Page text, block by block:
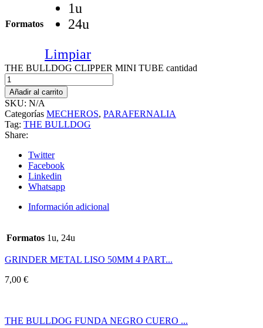
Formatos
1u
24u
Limpiar
THE BULLDOG CLIPPER MINI TUBE cantidad
Añadir al carrito
SKU: N/A
Categorías MECHEROS, PARAFERNALIA
Tag: THE BULLDOG
Share:
Twitter
Facebook
Linkedin
Whatsapp
Información adicional
Formatos 1u, 24u
GRINDER METAL LISO 50MM 4 PART...
7,00 €
THE BULLDOG FUNDA NEGRO CUERO ...